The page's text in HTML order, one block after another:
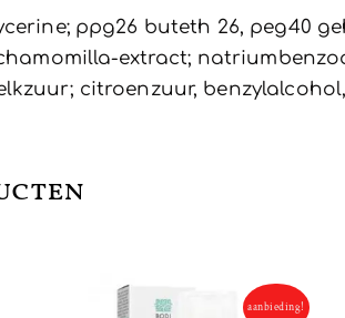
ppg26 buteth 26, peg40
extract;
citroenzuur,
aanbieding!